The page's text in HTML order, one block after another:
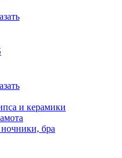
и керамики
бра